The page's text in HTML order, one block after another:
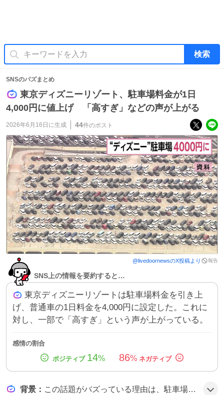
検索
SNSのバズまとめ
東京ディズニーリゾート、駐車場料金が1日
4,000円に値上げ 「高すぎ」などの声が上がる
2026年6月16日 に生成 44件のポスト
@livedoornewsのX投稿より 報告
SNS上の情報を要約すると…
東京ディズニーリゾートは駐車場料金を引き上
げ、普通車の1日料金を4,000円に設定した。これに
対し、一部で「高すぎ」という声が上がっている。
感情の割合
14% 86%
背景 ： この話題がバズっている理由は、駐車場料金の大幅な値上げがファンの財布に直撃したことと、約10年ぶりの改定というタイミングが注目を集めたためだと思われる。